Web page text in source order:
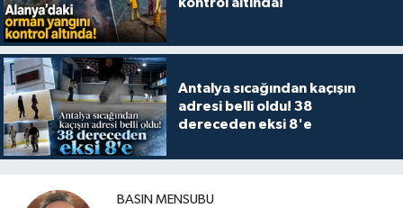
Antalya sıcağından kaçışın
adresi belli oldu! 38
dereceden eksi 8'e
BASIN MENSUBU